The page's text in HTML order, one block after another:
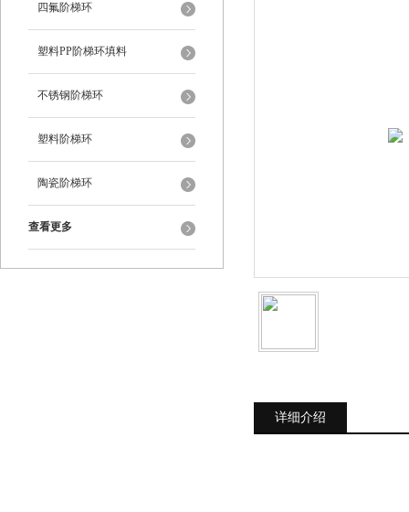
四氟阶梯环
塑料PP阶梯环填料
不锈钢阶梯环
塑料阶梯环
陶瓷阶梯环
查看更多
详细介绍